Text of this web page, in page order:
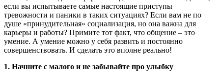
если вы испытываете самые настоящие приступы
тревожности и паники в таких ситуациях? Если вам не по
душе «принудительная» социализация, но она важна для
карьеры и работы? Примите тот факт, что общение – это
умение. А умение можно у себя развить и постоянно
совершенствовать. И сделать это вполне реально!
1. Начните с малого и не забывайте про улыбку